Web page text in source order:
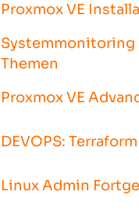
Proxmox VE
Themen
Proxmox VE
DEVOPS:
Linux Admin